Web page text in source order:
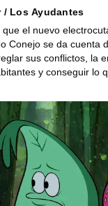
/ Los Ayudantes
el nuevo
Conejo se da cuenta
sus conflictos, la
y conseguir lo